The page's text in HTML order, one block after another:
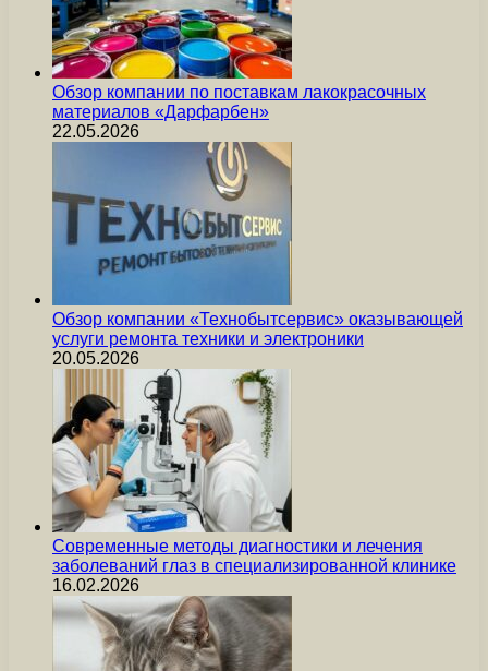
Обзор компании по поставкам лакокрасочных
материалов «Дарфарбен»
22.05.2026
Обзор компании «Технобытсервис» оказывающей
услуги ремонта техники и электроники
20.05.2026
Современные методы диагностики и лечения
заболеваний глаз в специализированной клинике
16.02.2026